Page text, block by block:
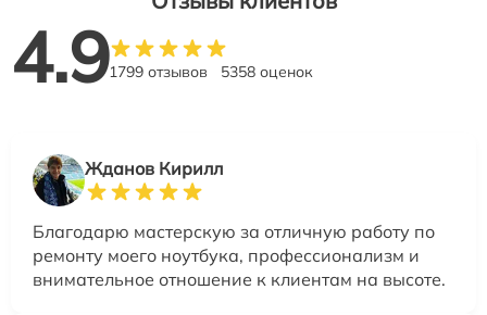
4.91799 отзывов 5358 оценок
Жданов Кирилл
Благодарю мастерскую за отличную работу по
ремонту моего ноутбука, профессионализм и
внимательное отношение к клиентам на высоте.